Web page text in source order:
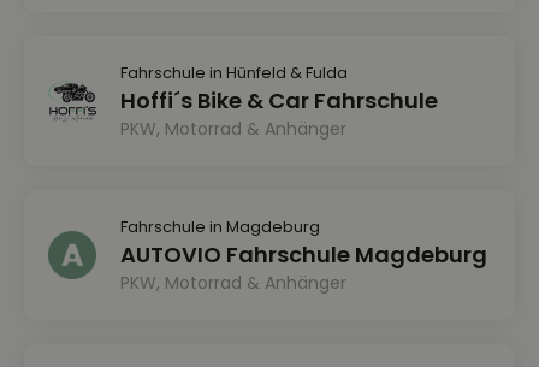
Fahrschule in Hünfeld & Fulda
Hoffi´s Bike & Car Fahrschule
PKW, Motorrad & Anhänger
Fahrschule in Magdeburg
AUTOVIO Fahrschule Magdeburg
PKW, Motorrad & Anhänger